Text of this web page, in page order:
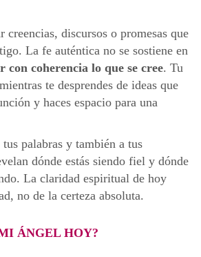
creencias, discursos o promesas que
La fe auténtica no se sostiene en
con coherencia lo que se cree. Tu
te desprendes de ideas que
y haces espacio para una
tus palabras y también a tus
dónde estás siendo fiel y dónde
La claridad espiritual de hoy
no de la certeza absoluta.
ÁNGEL HOY?